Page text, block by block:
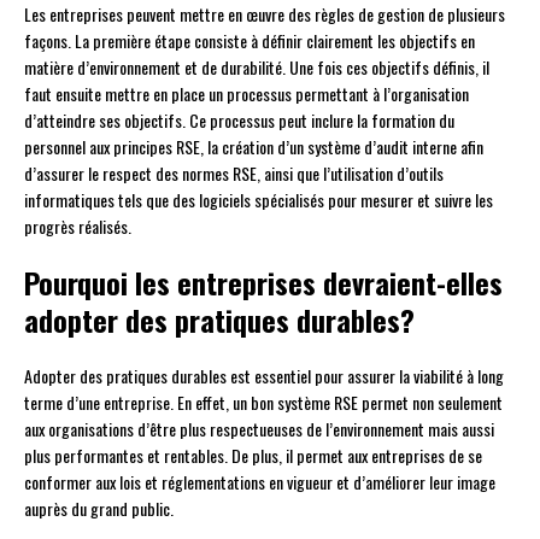
Les entreprises peuvent mettre en œuvre des règles de gestion de plusieurs
façons. La première étape consiste à définir clairement les objectifs en
matière d’environnement et de durabilité. Une fois ces objectifs définis, il
faut ensuite mettre en place un processus permettant à l’organisation
d’atteindre ses objectifs. Ce processus peut inclure la formation du
personnel aux principes RSE, la création d’un système d’audit interne afin
d’assurer le respect des normes RSE, ainsi que l’utilisation d’outils
informatiques tels que des logiciels spécialisés pour mesurer et suivre les
progrès réalisés.
Pourquoi les entreprises devraient-elles
adopter des pratiques durables?
Adopter des pratiques durables est essentiel pour assurer la viabilité à long
terme d’une entreprise. En effet, un bon système RSE permet non seulement
aux organisations d’être plus respectueuses de l’environnement mais aussi
plus performantes et rentables. De plus, il permet aux entreprises de se
conformer aux lois et réglementations en vigueur et d’améliorer leur image
auprès du grand public.